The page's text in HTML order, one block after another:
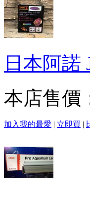
日本阿諾
本店售價
加入我的最愛 | 立即買 |